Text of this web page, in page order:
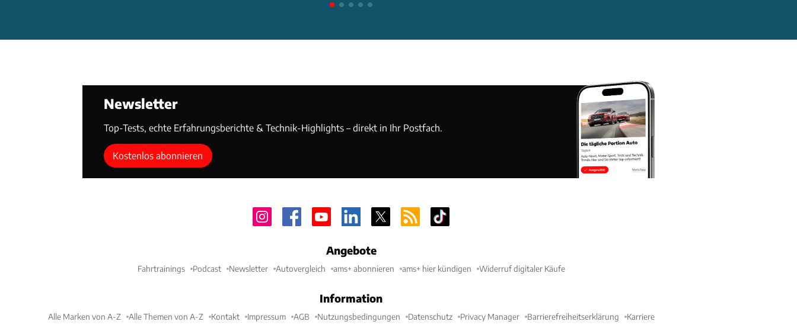
Newsletter
Top-Tests, echte Erfahrungsberichte & Technik-Highlights – direkt in Ihr Postfach.
Kostenlos abonnieren
Angebote
Fahrtrainings Podcast Newsletter Autovergleich ams+ abonnieren ams+ hier kündigen Widerruf digitaler Käufe
Information
Alle Marken von A-Z Alle Themen von A-Z Kontakt Impressum AGB Nutzungsbedingungen Datenschutz Privacy Manager Barrierefreiheitserklärung Karriere